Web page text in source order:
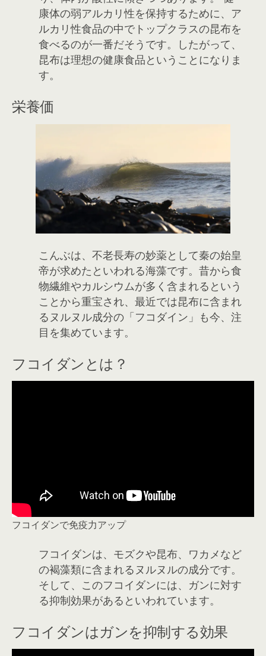
康体の弱アルカリ性を保持するために、ア
ルカリ性食品の中でトップクラスの昆布を
食べるのが一番だそうです。したがって、
昆布は理想の健康食品ということになりま
す。
栄養価
こんぶは、不老長寿の妙薬として秦の始皇
帝が求めたといわれる海藻です。昔から食
物繊維やカルシウムが多く含まれるという
ことから重宝され、最近では昆布に含まれ
るヌルヌル成分の「フコダイン」も今、注
目を集めています。
フコイダンとは？
フコイダンで免疫力アップ
フコイダンは、モズクや昆布、ワカメなど
の褐藻類に含まれるヌルヌルの成分です。
そして、このフコイダンには、ガンに対す
る抑制効果があるといわれています。
フコイダンはガンを抑制する効果